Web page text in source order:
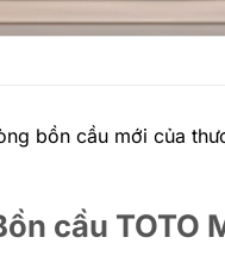
bồn cầu mới của
cầu TOTO